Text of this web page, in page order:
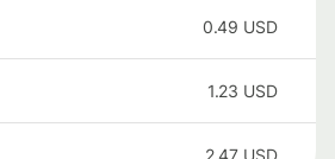
0.49 USD
1.23 USD